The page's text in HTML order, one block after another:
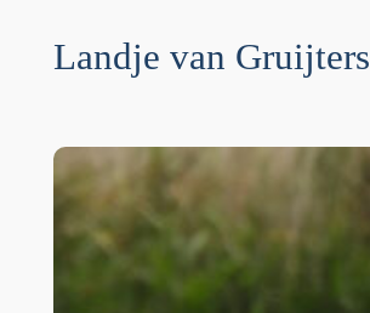
Landje van Gruijters